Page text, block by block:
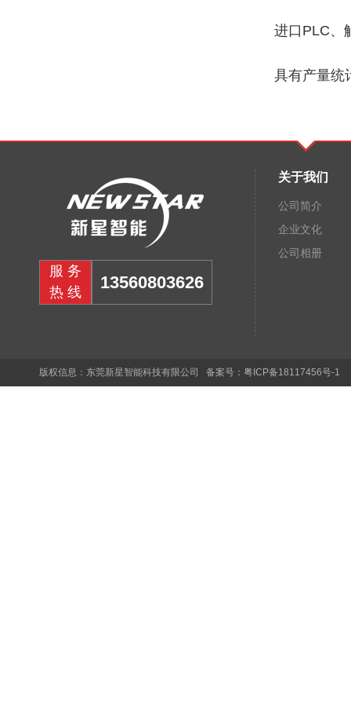
进口PLC、
具有产量统
服务
热线
13560803626
关于我们
公司简介
企业文化
公司相册
版权信息：东莞新星智能科技有限公司 备案号： 粤ICP备18117456号-1